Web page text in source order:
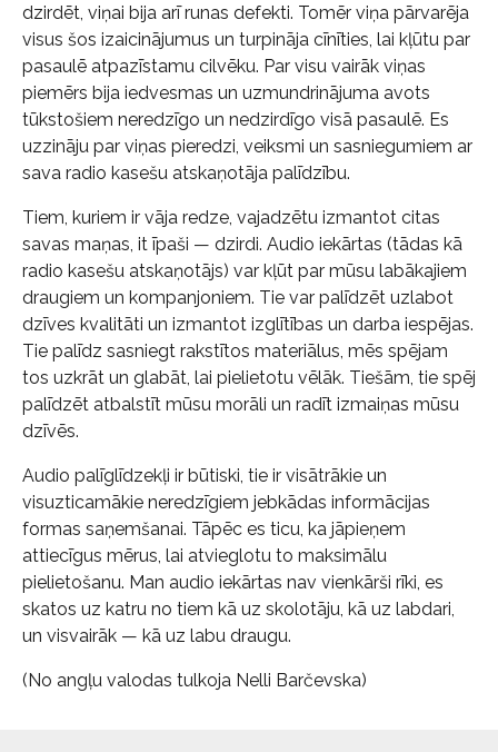
dzirdēt, viņai bija arī runas defekti. Tomēr viņa pārvarēja
visus šos izaicinājumus un turpināja cīnīties, lai kļūtu par
pasaulē atpazīstamu cilvēku. Par visu vairāk viņas
piemērs bija iedvesmas un uzmundrinājuma avots
tūkstošiem neredzīgo un nedzirdīgo visā pasaulē. Es
uzzināju par viņas pieredzi, veiksmi un sasniegumiem ar
sava radio kasešu atskaņotāja palīdzību.
Tiem, kuriem ir vāja redze, vajadzētu izmantot citas
savas maņas, it īpaši — dzirdi. Audio iekārtas (tādas kā
radio kasešu atskaņotājs) var kļūt par mūsu labākajiem
draugiem un kompanjoniem. Tie var palīdzēt uzlabot
dzīves kvalitāti un izmantot izglītības un darba iespējas.
Tie palīdz sasniegt rakstītos materiālus, mēs spējam
tos uzkrāt un glabāt, lai pielietotu vēlāk. Tiešām, tie spēj
palīdzēt atbalstīt mūsu morāli un radīt izmaiņas mūsu
dzīvēs.
Audio palīglīdzekļi ir būtiski, tie ir visātrākie un
visuzticamākie neredzīgiem jebkādas informācijas
formas saņemšanai. Tāpēc es ticu, ka jāpieņem
attiecīgus mērus, lai atvieglotu to maksimālu
pielietošanu. Man audio iekārtas nav vienkārši rīki, es
skatos uz katru no tiem kā uz skolotāju, kā uz labdari,
un visvairāk — kā uz labu draugu.
(No angļu valodas tulkoja Nelli Barčevska)